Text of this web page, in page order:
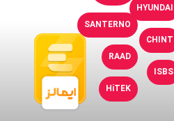
HYUNDAI
CHINT
ISBS
SANTERNO
RAAD
HiTEK